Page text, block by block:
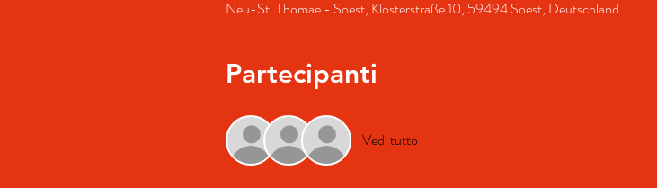
Neu-St. Thomae - Soest, Klosterstraße 10, 59494 Soest, Deutschland
Partecipanti
Vedi tutto